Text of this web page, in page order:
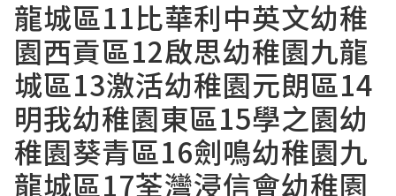
龍城區11比華利中英文幼稚
園西貢區12啟思幼稚園九龍
城區13激活幼稚園元朗區14
明我幼稚園東區15學之園幼
稚園葵青區16劍鳴幼稚園九
龍城區17荃灣浸信會幼稚園